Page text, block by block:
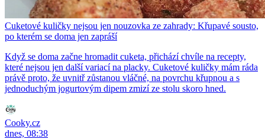
Cuketové kuličky nejsou jen nouzovka ze zahrady: Křupavé sousto,
po kterém se doma jen zapráší
Když se doma začne hromadit cuketa, přichází chvíle na recepty,
které nejsou jen další variací na placky. Cuketové kuličky mám ráda
právě proto, že uvnitř zůstanou vláčné, na povrchu křupnou a s
jednoduchým jogurtovým dipem zmizí ze stolu skoro hned.
Cooky.cz
dnes, 08:38